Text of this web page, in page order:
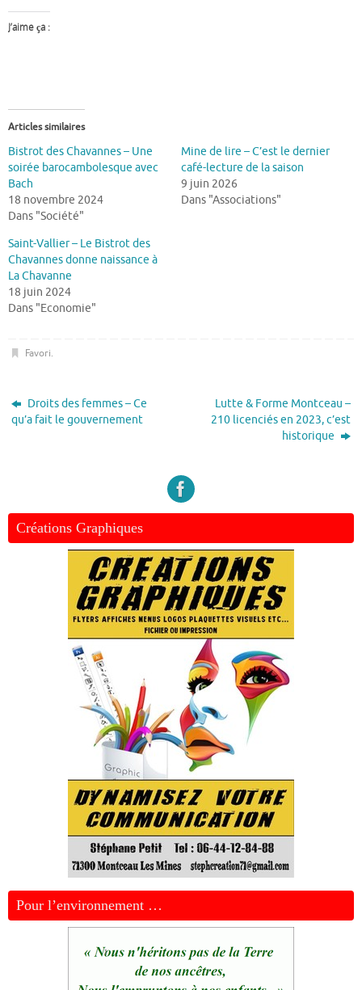
J’aime ça :
Articles similaires
Bistrot des Chavannes – Une
soirée barocambolesque avec
Bach
18 novembre 2024
Dans "Société"
Mine de lire – C’est le dernier
café-lecture de la saison
9 juin 2026
Dans "Associations"
Saint-Vallier – Le Bistrot des
Chavannes donne naissance à
La Chavanne
18 juin 2024
Dans "Economie"
Favori.
Droits des femmes – Ce
qu’a fait le gouvernement
Lutte & Forme Montceau –
210 licenciés en 2023, c’est
historique
Créations Graphiques
Pour l’environnement …